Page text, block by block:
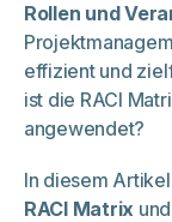
Rollen und
effizient und
ist die RACI
angewendet?
In diesem
RACI Matrix